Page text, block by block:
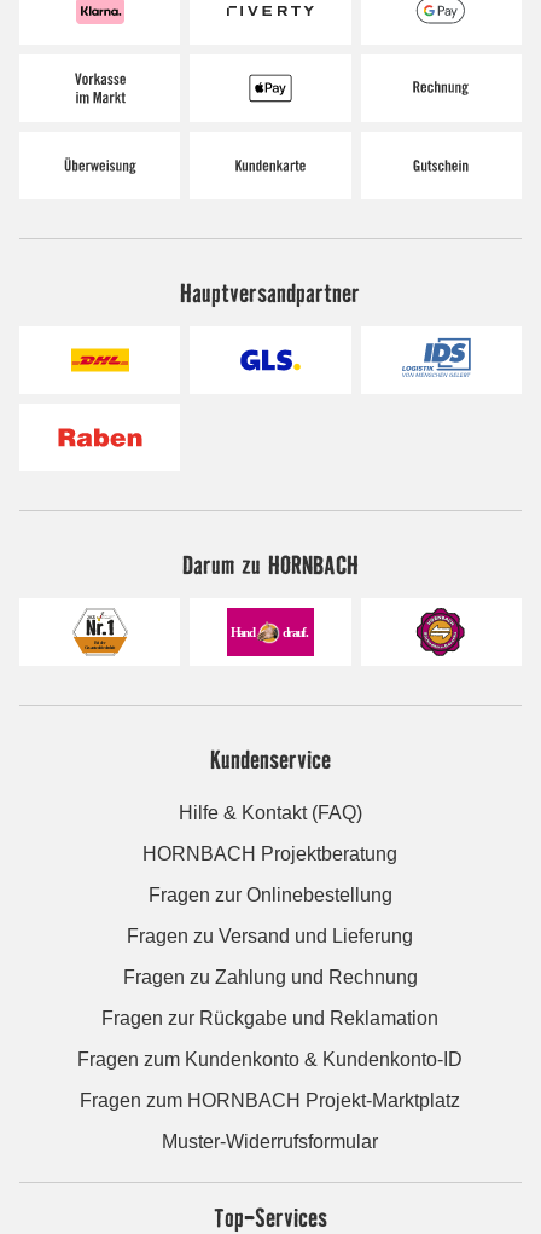
Hauptversandpartner
Darum zu HORNBACH
Kundenservice
Hilfe & Kontakt (FAQ)
HORNBACH Projektberatung
Fragen zur Onlinebestellung
Fragen zu Versand und Lieferung
Fragen zu Zahlung und Rechnung
Fragen zur Rückgabe und Reklamation
Fragen zum Kundenkonto & Kundenkonto-ID
Fragen zum HORNBACH Projekt-Marktplatz
Muster-Widerrufsformular
Top-Services